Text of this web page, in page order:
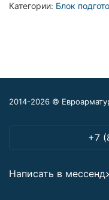
Категории: Блок
2014-2026 ©
+7
Написать в